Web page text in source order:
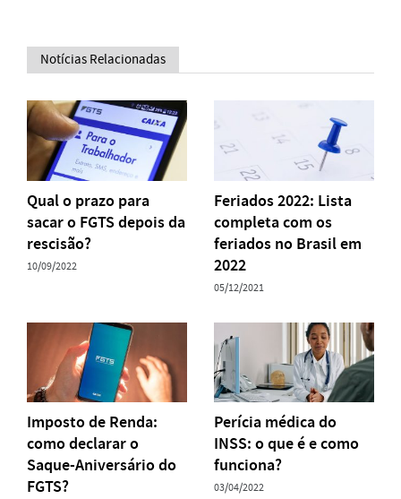
Notícias Relacionadas
Qual o prazo para
sacar o FGTS depois da
rescisão?
10/09/2022
Feriados 2022: Lista
completa com os
feriados no Brasil em
2022
05/12/2021
Imposto de Renda:
como declarar o
Saque-Aniversário do
FGTS?
Perícia médica do
INSS: o que é e como
funciona?
03/04/2022